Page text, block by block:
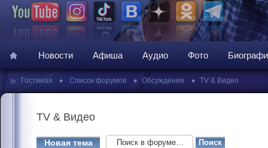
Новости Афиша Аудио Фото
» Гостиная • Список форумов • Обсуждения • TV & Видео
TV & Видео
Новая тема